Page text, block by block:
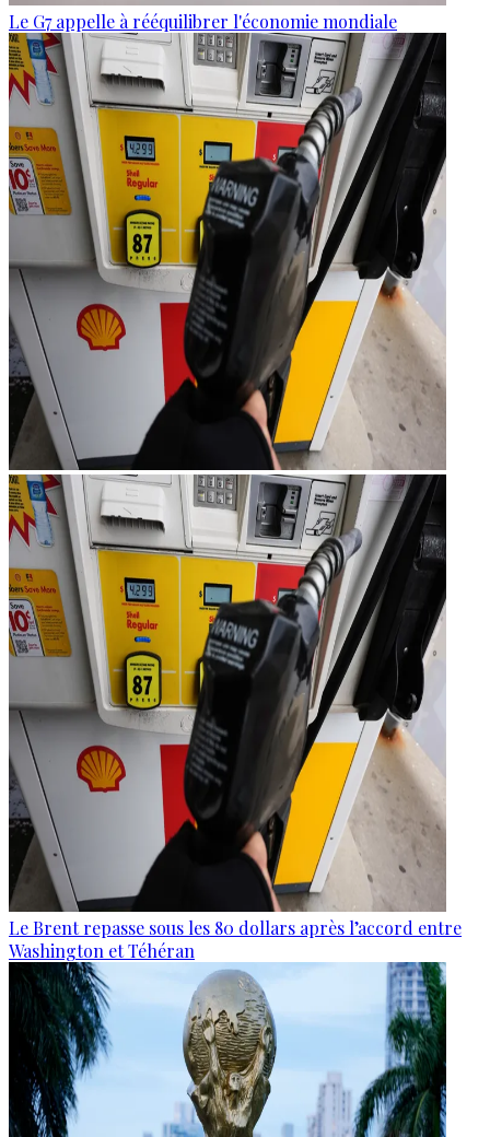
Le G7 appelle à rééquilibrer l'économie mondiale
Le Brent repasse sous les 80 dollars après l’accord entre
Washington et Téhéran